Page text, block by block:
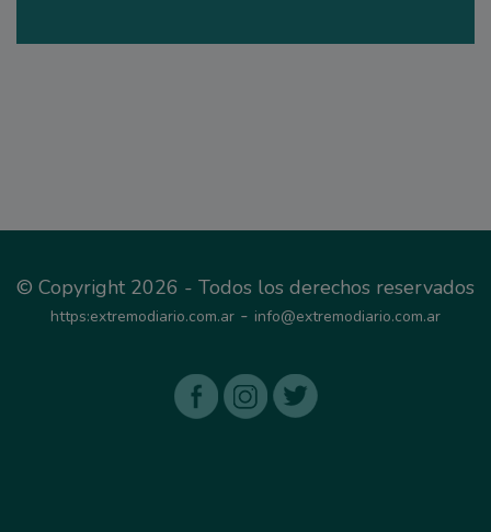
© Copyright 2026 - Todos los derechos reservados
https:extremodiario.com.ar - info@extremodiario.com.ar